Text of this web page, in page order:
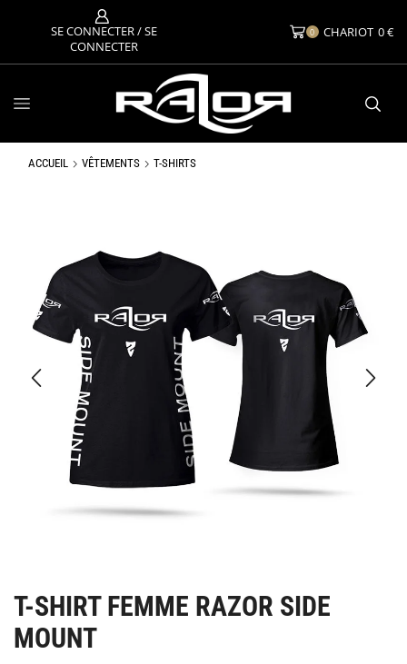
SE CONNECTER / SE
CONNECTER
0 CHARIOT 0€
ACCUEIL VÊTEMENTS T-SHIRTS
T-SHIRT FEMME RAZOR SIDE
MOUNT